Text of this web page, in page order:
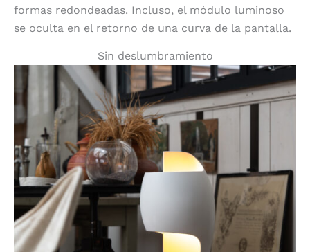
formas redondeadas. Incluso, el módulo luminoso
se oculta en el retorno de una curva de la pantalla.
Sin deslumbramiento